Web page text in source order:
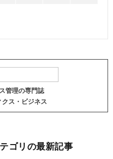
管理の専門誌
クス・ビジネス
ゴリの最新記事